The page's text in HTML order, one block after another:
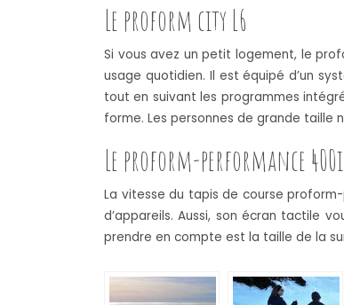
Le proform city L6
Si vous avez un petit logement, le
usage quotidien. Il est équipé d’un
tout en suivant les programmes
forme. Les personnes de grande taille
Le proform-performance 400i
La vitesse du tapis de course
d’appareils. Aussi, son écran tactile
prendre en compte est la taille de la